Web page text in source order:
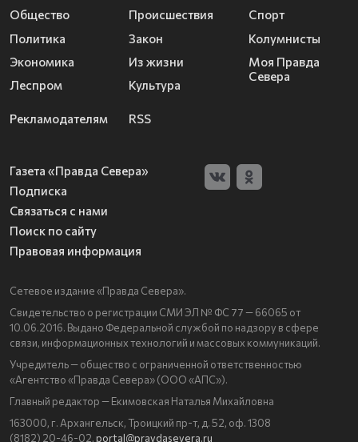
Общество
Политика
Экономика
Леспром
Происшествия
Закон
Из жизни
Культура
Спорт
Колумнисты
Моя Правда
Севера
Рекламодателям RSS
Газета «Правда Севера»
Подписка
Связаться с нами
Поиск по сайту
Правовая информация
Сетевое издание «Правда Севера».
Свидетельство о регистрации СМИ ЭЛ № ФС 77 — 66065 от
10.06.2016. Выдано Федеральной службой по надзору в сфере
связи, информационных технологий и массовых коммуникаций.
Учредитель — общество с ограниченной ответственностью
«Агентство «Правда Севера» (ООО «АПС»).
Главный редактор — Екимовская Наталья Михайловна
163000, г. Архангельск, Троицкий пр-т, д. 52, оф. 1308
(8182) 20-46-02, portal@pravdasevera.ru